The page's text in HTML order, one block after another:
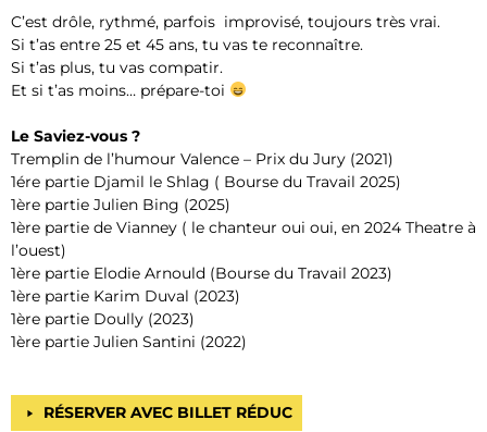
C’est drôle, rythmé, parfois improvisé, toujours très vrai.
Si t’as entre 25 et 45 ans, tu vas te reconnaître.
Si t’as plus, tu vas compatir.
Et si t’as moins… prépare-toi
Le Saviez-vous ?
Tremplin de l’humour Valence – Prix du Jury (2021)
1ére partie Djamil le Shlag ( Bourse du Travail 2025)
1ère partie Julien Bing (2025)
1ère partie de Vianney ( le chanteur oui oui, en 2024 Theatre à
l’ouest)
1ère partie Elodie Arnould (Bourse du Travail 2023)
1ère partie Karim Duval (2023)
1ère partie Doully (2023)
1ère partie Julien Santini (2022)
RÉSERVER AVEC BILLET RÉDUC